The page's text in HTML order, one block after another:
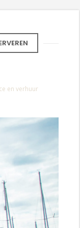
en verhuur